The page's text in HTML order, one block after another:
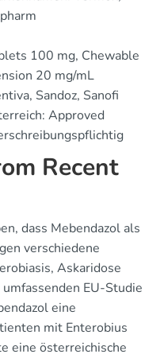
100 mg, Chewable
20 mg/mL
Sandoz, Sanofi
Approved
Recent
dass Mebendazol als
verschiedene
Askaridose
EU-Studie
eine
mit Enterobius
eine österreichische